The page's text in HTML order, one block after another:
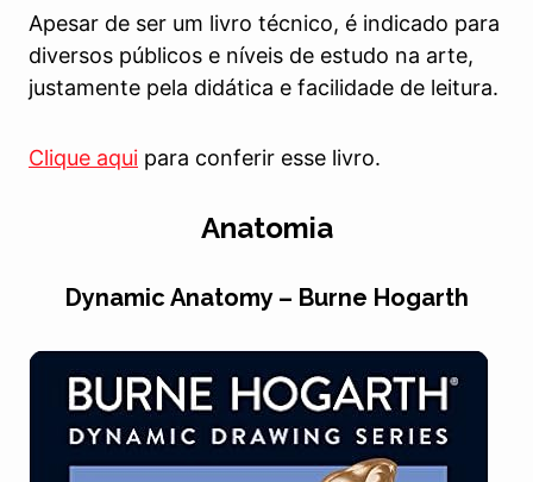
Apesar de ser um livro técnico, é indicado para
diversos públicos e níveis de estudo na arte,
justamente pela didática e facilidade de leitura.
Clique aqui para conferir esse livro.
Anatomia
Dynamic Anatomy – Burne Hogarth